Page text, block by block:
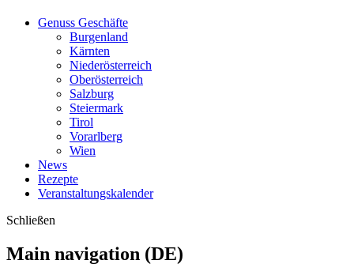
Genuss Geschäfte
Burgenland
Kärnten
Niederösterreich
Oberösterreich
Salzburg
Steiermark
Tirol
Vorarlberg
Wien
News
Rezepte
Veranstaltungskalender
Schließen
Main navigation (DE)